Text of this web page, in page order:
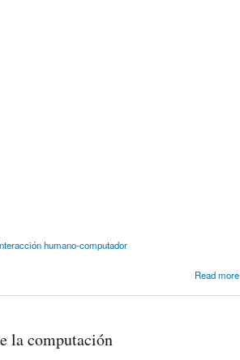
humano-computador
Read more
la computación